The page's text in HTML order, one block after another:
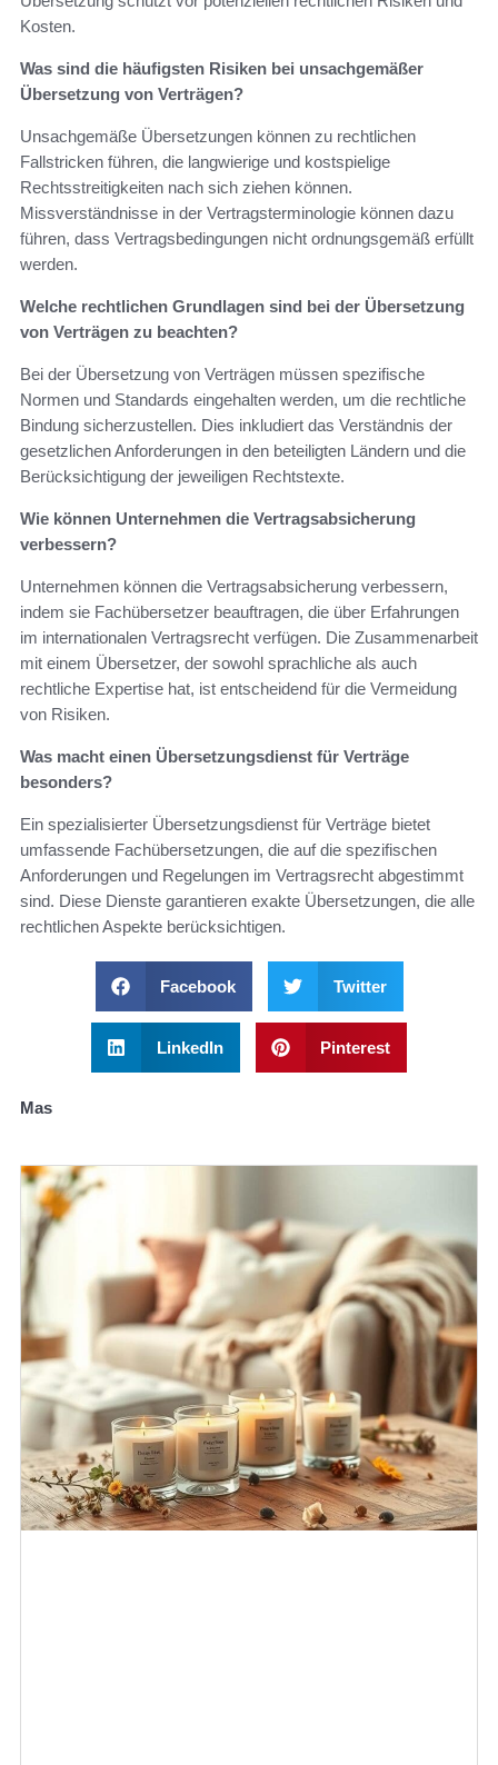
Kosten.
Was sind die häufigsten Risiken bei unsachgemäßer
Übersetzung von Verträgen?
Unsachgemäße Übersetzungen können zu rechtlichen
Fallstricken führen, die langwierige und kostspielige
Rechtsstreitigkeiten nach sich ziehen können.
Missverständnisse in der Vertragsterminologie können dazu
führen, dass Vertragsbedingungen nicht ordnungsgemäß erfüllt
werden.
Welche rechtlichen Grundlagen sind bei der Übersetzung
von Verträgen zu beachten?
Bei der Übersetzung von Verträgen müssen spezifische
Normen und Standards eingehalten werden, um die rechtliche
Bindung sicherzustellen. Dies inkludiert das Verständnis der
gesetzlichen Anforderungen in den beteiligten Ländern und die
Berücksichtigung der jeweiligen Rechtstexte.
Wie können Unternehmen die Vertragsabsicherung
verbessern?
Unternehmen können die Vertragsabsicherung verbessern,
indem sie Fachübersetzer beauftragen, die über Erfahrungen
im internationalen Vertragsrecht verfügen. Die Zusammenarbeit
mit einem Übersetzer, der sowohl sprachliche als auch
rechtliche Expertise hat, ist entscheidend für die Vermeidung
von Risiken.
Was macht einen Übersetzungsdienst für Verträge
besonders?
Ein spezialisierter Übersetzungsdienst für Verträge bietet
umfassende Fachübersetzungen, die auf die spezifischen
Anforderungen und Regelungen im Vertragsrecht abgestimmt
sind. Diese Dienste garantieren exakte Übersetzungen, die alle
rechtlichen Aspekte berücksichtigen.
Facebook Twitter
LinkedIn Pinterest
Mas